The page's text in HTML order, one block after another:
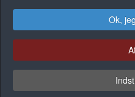
Ok,
FIND OS PÅ DE